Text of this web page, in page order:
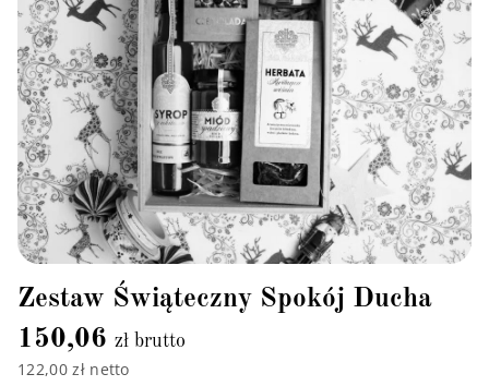
Zestaw Świąteczny Spokój Ducha
150,06 zł brutto
122,00 zł netto